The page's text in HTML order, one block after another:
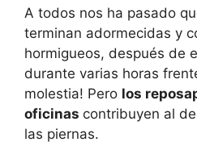
A todos nos ha pasado
terminan adormecidas y
hormigueos, después de
durante varias horas
molestia! Pero los
oficinas contribuyen al
las piernas.